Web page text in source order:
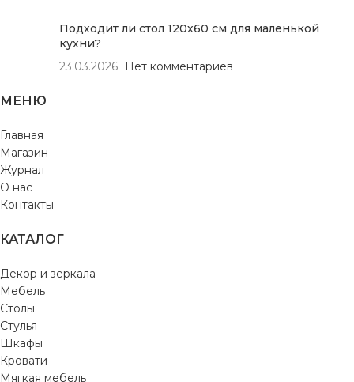
Подходит ли стол 120х60 см для маленькой
кухни?
23.03.2026
Нет комментариев
МЕНЮ
Главная
Магазин
Журнал
О нас
Контакты
КАТАЛОГ
Декор и зеркала
Мебель
Столы
Стулья
Шкафы
Кровати
Мягкая мебель